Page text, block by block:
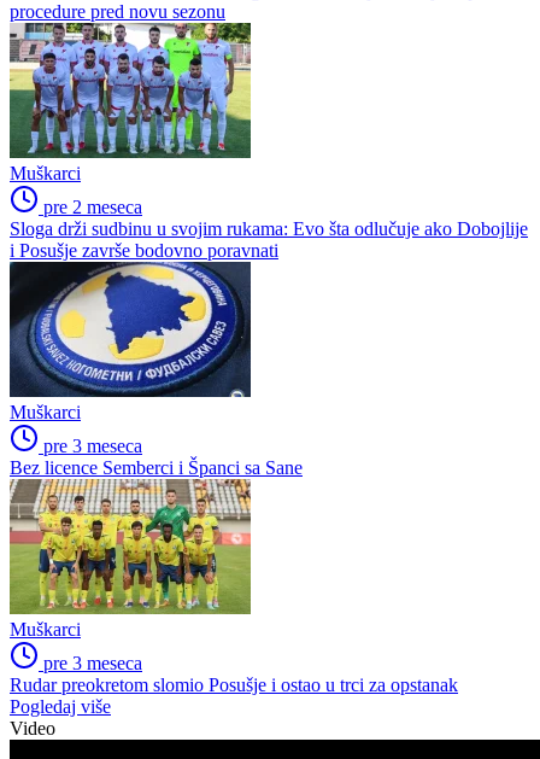
procedure pred novu sezonu
Muškarci
pre 2 meseca
Sloga drži sudbinu u svojim rukama: Evo šta odlučuje ako Dobojlije
i Posušje završe bodovno poravnati
Muškarci
pre 3 meseca
Bez licence Semberci i Španci sa Sane
Muškarci
pre 3 meseca
Rudar preokretom slomio Posušje i ostao u trci za opstanak
Pogledaj više
Video